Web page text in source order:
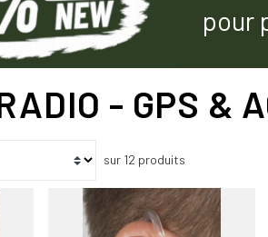
pour
- GPS &
sur 12 produits